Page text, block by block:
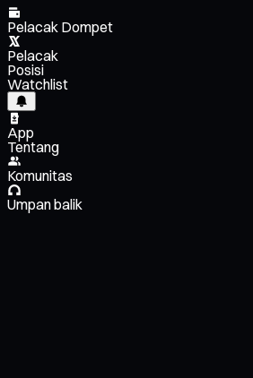
Pelacak Dompet
Pelacak
Posisi
Watchlist
App
Tentang
Komunitas
Umpan balik